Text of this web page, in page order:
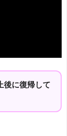
後に復帰して